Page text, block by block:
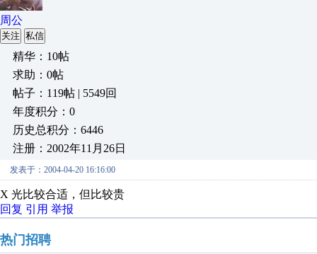
周公
关注 私信
精华：10帖
求助：0帖
帖子：119帖 | 5549回
年度积分：0
历史总积分：6446
注册：2002年11月26日
发表于：2004-04-20 16:16:00
X 光比较合适，但比较贵
回复 引用 举报
热门招聘